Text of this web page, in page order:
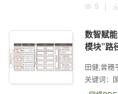
5
|
数智赋
模块”路
田健,曾穗
关键词：